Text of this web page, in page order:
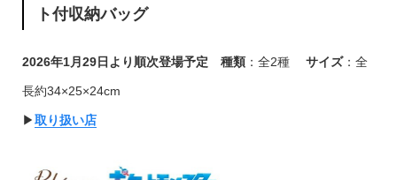
ト付収納バッグ
2026年1月29日より順次登場予定 種類：全2種 サイズ：全
長約34×25×24cm
▶︎取り扱い店